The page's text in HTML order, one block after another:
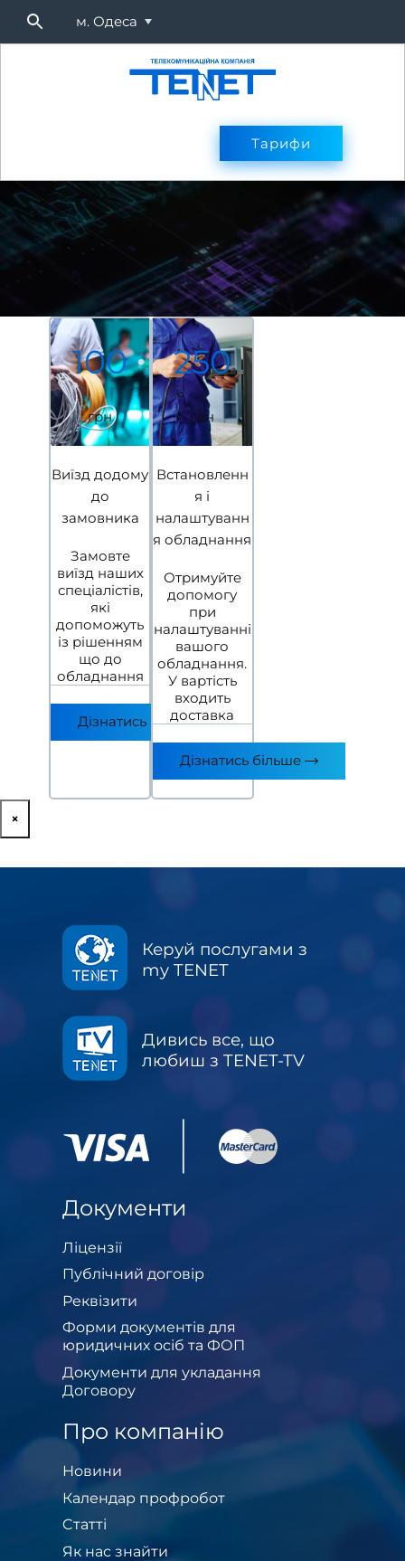
м. Одеса
Оплата
Тарифи
100
грн
Виїзд додому
до
замовника
Замовте
виїзд наших
спецiалiстiв,
якi
допоможуть
iз рiшенням
що до
обладнання
Дізнатись більше
250
грн
Встановленн
я i
налаштуванн
я обладнання
Отримуйте
допомогу
при
налаштуваннi
вашого
обладнання.
У вартiсть
входить
доставка
Дізнатись більше
×
Керуй послугами з
my TENET
Дивись все, що
любиш з TENET-TV
Документи
Ліцензії
Публічний договір
Реквізити
Форми документів для
юридичних осіб та ФОП
Документи для укладання
Договору
Про компанію
Новини
Календар профробот
Cтатті
Як нас знайти